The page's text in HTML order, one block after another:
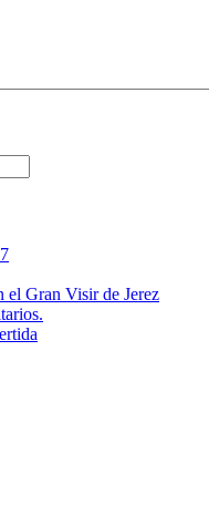
el Gran Visir de Jerez